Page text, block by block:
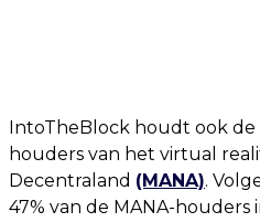
IntoTheBlock houdt ook
houders van het virtual
Decentraland (MANA).
47% van de MANA-